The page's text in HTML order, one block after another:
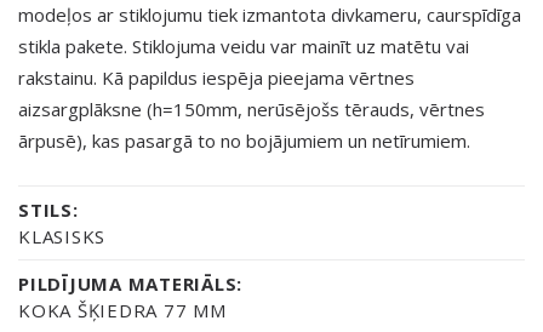
modeļos ar stiklojumu tiek izmantota divkameru, caurspīdīga
stikla pakete. Stiklojuma veidu var mainīt uz matētu vai
rakstainu. Kā papildus iespēja pieejama vērtnes
aizsargplāksne (h=150mm, nerūsējošs tērauds, vērtnes
ārpusē), kas pasargā to no bojājumiem un netīrumiem.
STILS:
KLASISKS
PILDĪJUMA MATERIĀLS:
KOKA ŠĶIEDRA 77 MM